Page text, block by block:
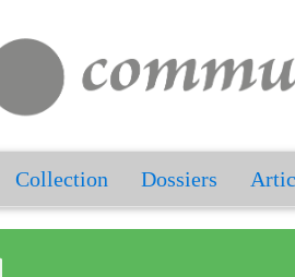
Collection Dossiers